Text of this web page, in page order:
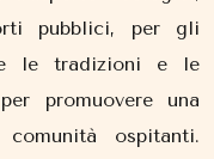
pubblici, per gli
le tradizioni e le
promuovere una
ospitanti.